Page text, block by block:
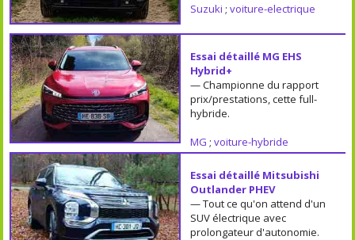
Suzuki ; voiture-electrique
Essai détaillé MG EHS
Hybrid+
— Championne du rapport
prix/prestations, cette full-
hybride.
MG ; voiture-hybride
Essai détaillé Mitsubishi
Outlander PHEV
— Tout ce qu'on attend d'un
SUV électrique avec
prolongateur d'autonomie.